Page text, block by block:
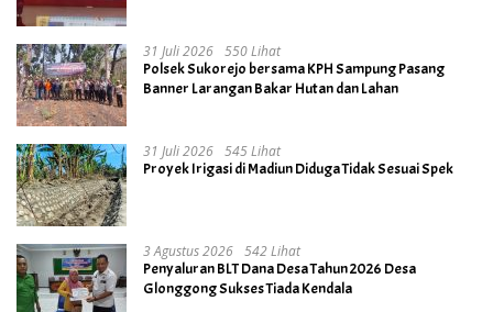
31 Juli 2026 550 Lihat
Polsek Sukorejo bersama KPH Sampung Pasang
Banner Larangan Bakar Hutan dan Lahan
31 Juli 2026 545 Lihat
Proyek Irigasi di Madiun Diduga Tidak Sesuai Spek
3 Agustus 2026 542 Lihat
Penyaluran BLT Dana Desa Tahun 2026 Desa
Glonggong Sukses Tiada Kendala